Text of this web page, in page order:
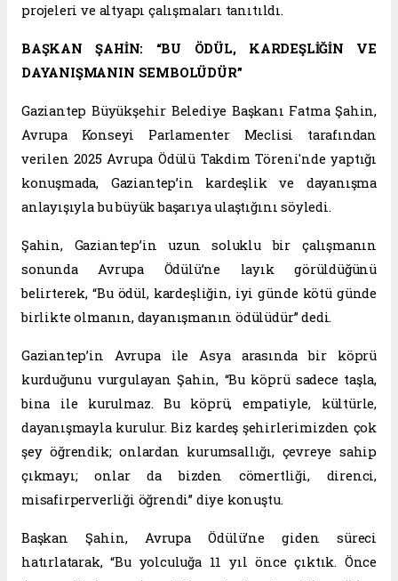
projeleri ve altyapı çalışmaları tanıtıldı.
BAŞKAN ŞAHİN: “BU ÖDÜL, KARDEŞLİĞİN VE
DAYANIŞMANIN SEMBOLÜDÜR”
Gaziantep Büyükşehir Belediye Başkanı Fatma Şahin,
Avrupa Konseyi Parlamenter Meclisi tarafından
verilen 2025 Avrupa Ödülü Takdim Töreni'nde yaptığı
konuşmada, Gaziantep’in kardeşlik ve dayanışma
anlayışıyla bu büyük başarıya ulaştığını söyledi.
Şahin, Gaziantep’in uzun soluklu bir çalışmanın
sonunda Avrupa Ödülü’ne layık görüldüğünü
belirterek, “Bu ödül, kardeşliğin, iyi günde kötü günde
birlikte olmanın, dayanışmanın ödülüdür” dedi.
Gaziantep’in Avrupa ile Asya arasında bir köprü
kurduğunu vurgulayan Şahin, “Bu köprü sadece taşla,
bina ile kurulmaz. Bu köprü, empatiyle, kültürle,
dayanışmayla kurulur. Biz kardeş şehirlerimizden çok
şey öğrendik; onlardan kurumsallığı, çevreye sahip
çıkmayı; onlar da bizden cömertliği, direnci,
misafirperverliği öğrendi” diye konuştu.
Başkan Şahin, Avrupa Ödülü’ne giden süreci
hatırlatarak, “Bu yolculuğa 11 yıl önce çıktık. Önce